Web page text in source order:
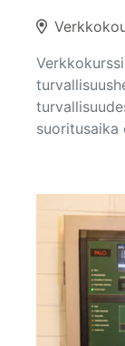
suoritusaika